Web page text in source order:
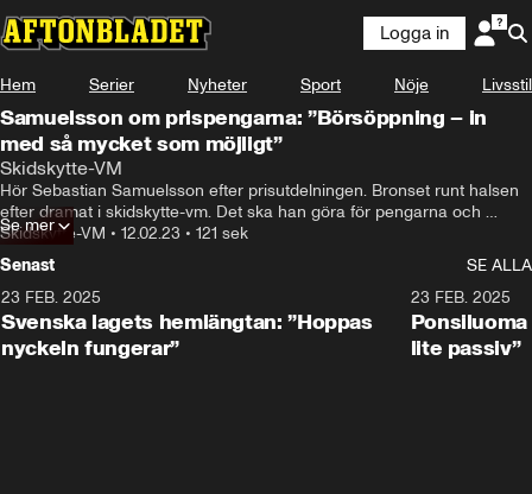
Logga in
Hem Serier Nyheter Sport Nöje Livsstil
Samuelsson om prispengarna: ”Börsöppning – in
med så mycket som möjligt”
Skidskytte-VM
Hör Sebastian Samuelsson efter prisutdelningen. Bronset runt halsen
efter dramat i skidskytte-vm. Det ska han göra för pengarna och
saknaden av kungen.
Skidskytte-VM • 12.02.23 • 121 sek
Se mer
Senast
SE ALLA
23 FEB. 2025
Svenska lagets hemlängtan: ”Hoppas
nyckeln fungerar”
23 FEB. 2025
lite passiv”